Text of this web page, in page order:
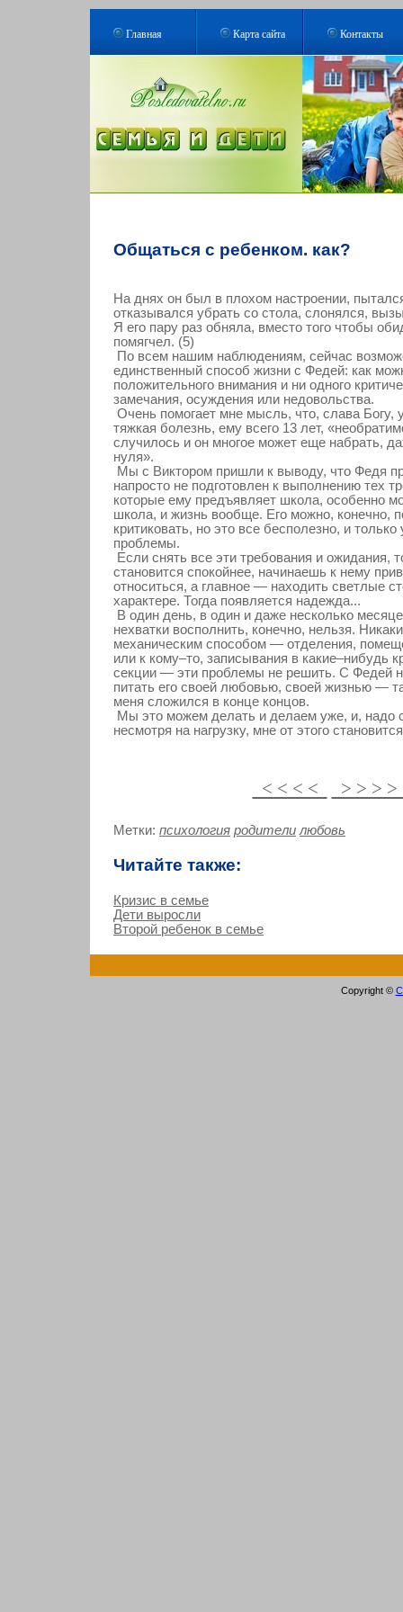
Главная Карта сайта Контакты
Общаться с ребенком. как?
На днях он был в плохом настроении,
отказывался убрать со стола, слонялся,
Я его пару раз обняла, вместо того чтобы
помягчел. (5)
По всем нашим наблюдениям, сейчас
единственный способ жизни с Федей: как
положительного внимания и ни одного
замечания, осуждения или недовольства.
Очень помогает мне мысль, что, слава Богу,
тяжкая болезнь, ему всего 13 лет,
случилось и он многое может еще набрать,
нуля».
Мы с Виктором пришли к выводу, что Федя
напросто не подготовлен к выполнению тех
которые ему предъявляет школа, особенно
школа, и жизнь вообще. Его можно, конечно,
критиковать, но это все бесполезно, и только
проблемы.
Если снять все эти требования и ожидания,
становится спокойнее, начинаешь к нему
относиться, а главное — находить светлые
характере. Тогда появляется надежда...
В один день, в один и даже несколько
нехватки восполнить, конечно, нельзя.
механическим способом — отделения,
или к кому–то, записывания в какие–нибудь
секции — эти проблемы не решить. С Федей
питать его своей любовью, своей жизнью —
меня сложился в конце концов.
Мы это можем делать и делаем уже, и, надо
несмотря на нагрузку, мне от этого
< < < < > > >
Метки: психология родители любовь
Читайте также:
Кризис в семье
Дети выросли
Второй ребенок в семье
Copyright ©